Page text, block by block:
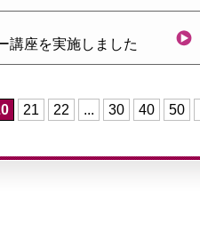
座を実施しました
21 22 ... 30 40 50